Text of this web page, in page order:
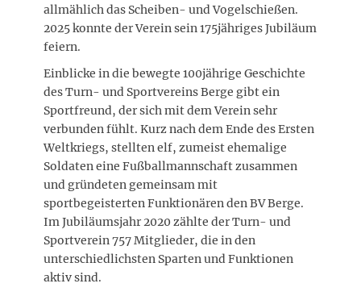
allmählich das Scheiben- und Vogelschießen.
2025 konnte der Verein sein 175jähriges Jubiläum
feiern.
Einblicke in die bewegte 100jährige Geschichte
des Turn- und Sportvereins Berge gibt ein
Sportfreund, der sich mit dem Verein sehr
verbunden fühlt. Kurz nach dem Ende des Ersten
Weltkriegs, stellten elf, zumeist ehemalige
Soldaten eine Fußballmannschaft zusammen
und gründeten gemeinsam mit
sportbegeisterten Funktionären den BV Berge.
Im Jubiläumsjahr 2020 zählte der Turn- und
Sportverein 757 Mitglieder, die in den
unterschiedlichsten Sparten und Funktionen
aktiv sind.